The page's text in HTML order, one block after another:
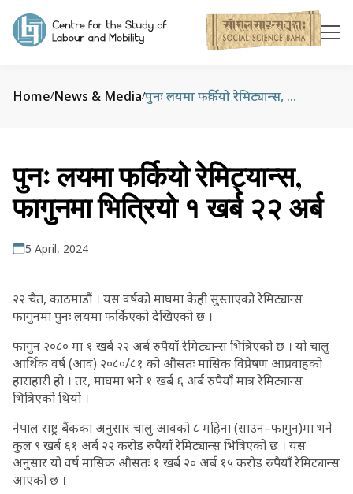
Home/News & Media/ पुनः लयमा फर्कियो रेमिट्यान्स, फागुनमा भित्रियो १ खर्ब २२ अर्ब
पुनः लयमा फर्कियो रेमिट्यान्स,
फागुनमा भित्रियो १ खर्ब २२ अर्ब
5 April, 2024
२२ चैत, काठमाडौं । यस वर्षको माघमा केही सुस्ताएको रेमिट्यान्स
फागुनमा पुनः लयमा फर्किएको देखिएको छ ।
फागुन २०८० मा १ खर्ब २२ अर्ब रुपैयाँ रेमिट्यान्स भित्रिएको छ । यो चालु
आर्थिक वर्ष (आव) २०८०/८१ को औसतः मासिक विप्रेषण आप्रवाहको
हाराहारी हो । तर, माघमा भने १ खर्ब ६ अर्ब रुपैयाँ मात्र रेमिट्यान्स
भित्रिएको थियो ।
नेपाल राष्ट्र बैंकका अनुसार चालु आवको ८ महिना (साउन–फागुन)मा भने
कुल ९ खर्ब ६१ अर्ब २२ करोड रुपैयाँ रेमिट्यान्स भित्रिएको छ । यस
अनुसार यो वर्ष मासिक औसतः १ खर्ब २० अर्ब १५ करोड रुपैयाँ रेमिट्यान्स
आएको छ ।